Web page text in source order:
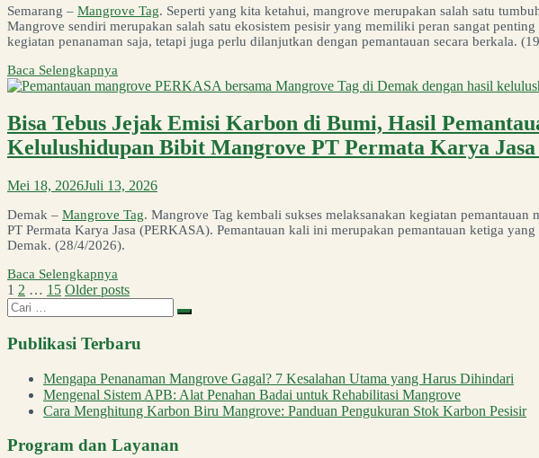
Semarang – Mangrove Tag. Seperti yang kita ketahui, mangrove merupakan salah satu
Mangrove sendiri merupakan salah satu ekosistem pesisir yang memiliki peran sangat
kegiatan penanaman saja, tetapi juga perlu dilanjutkan dengan pemantauan secara berkala.
Baca Selengkapnya
Bisa Tebus Jejak Emisi Karbon di Bumi, Hasil
Kelulushidupan Bibit Mangrove PT Permata Karya
Mei 18, 2026Juli 13, 2026
Demak – Mangrove Tag. Mangrove Tag kembali sukses melaksanakan kegiatan
PT Permata Karya Jasa (PERKASA). Pemantauan kali ini merupakan pemantauan ketiga
Demak. (28/4/2026).
Baca Selengkapnya
Paginasi
pos
1 2 … 15 Older posts
Mencari:
Publikasi Terbaru
Mengapa Penanaman Mangrove Gagal? 7 Kesalahan Utama yang Harus Dihindari
Mengenal Sistem APB: Alat Penahan Badai untuk Rehabilitasi Mangrove
Cara Menghitung Karbon Biru Mangrove: Panduan Pengukuran Stok Karbon Pesisir
Program dan Layanan